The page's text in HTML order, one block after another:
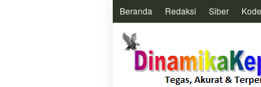
Beranda Redaksi Siber